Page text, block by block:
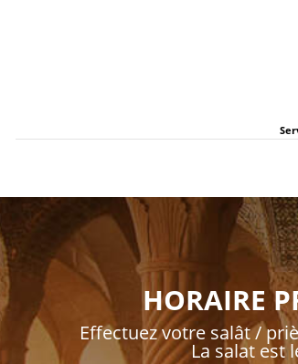
HORAIRE
Effectuez votre salât /
La salat est